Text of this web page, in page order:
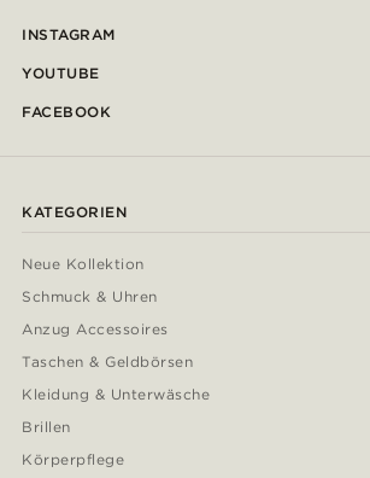
INSTAGRAM
YOUTUBE
FACEBOOK
KATEGORIEN
Neue Kollektion
Schmuck & Uhren
Anzug Accessoires
Taschen & Geldbörsen
Kleidung & Unterwäsche
Brillen
Körperpflege